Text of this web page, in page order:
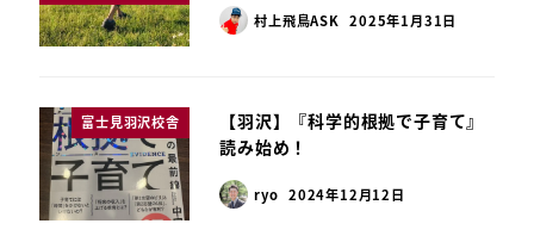
村上飛鳥ASK 2025年1月31日
富士見羽沢校舎
【羽沢】『科学的根拠で子育て』
読み始め！
ryo 2024年12月12日